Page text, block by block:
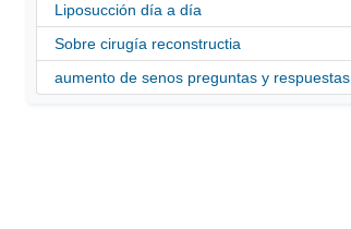
Liposucción día a día
Sobre cirugía reconstructia
aumento de senos preguntas y respuestas